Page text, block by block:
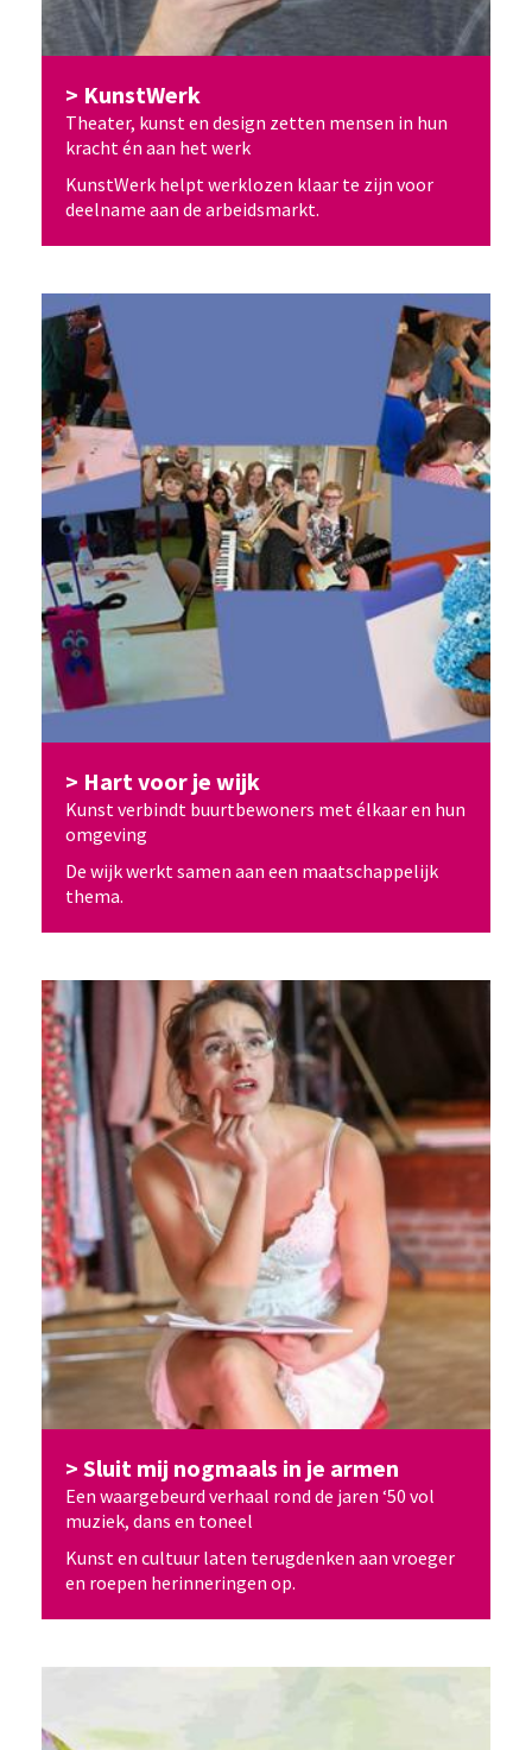
KunstWerk
Theater, kunst en design zetten mensen in hun
kracht én aan het werk
KunstWerk helpt werklozen klaar te zijn voor
deelname aan de arbeidsmarkt.
Hart voor je wijk
Kunst verbindt buurtbewoners met élkaar en hun
omgeving
De wijk werkt samen aan een maatschappelijk
thema.
Sluit mij nogmaals in je armen
Een waargebeurd verhaal rond de jaren ‘50 vol
muziek, dans en toneel
Kunst en cultuur laten terugdenken aan vroeger
en roepen herinneringen op.